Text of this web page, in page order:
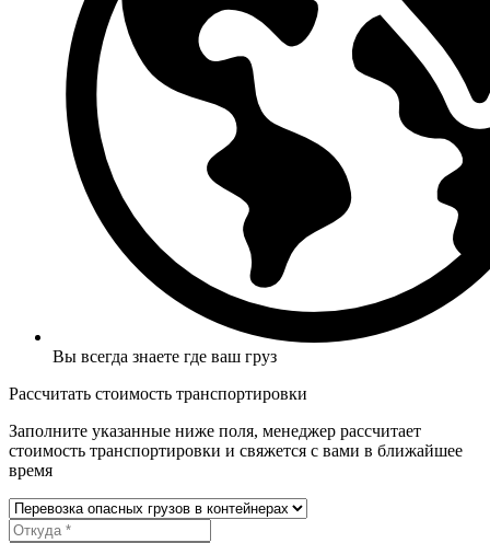
Вы всегда знаете где ваш груз
Рассчитать стоимость транспортировки
Заполните указанные ниже поля, менеджер рассчитает
стоимость транспортировки и свяжется с вами в ближайшее
время